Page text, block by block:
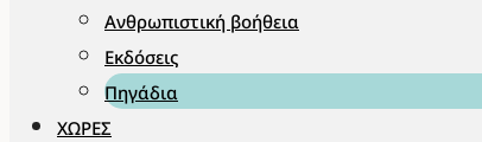
Ανθρωπιστική βοήθεια
Εκδόσεις
Πηγάδια
ΧΏΡΕΣ